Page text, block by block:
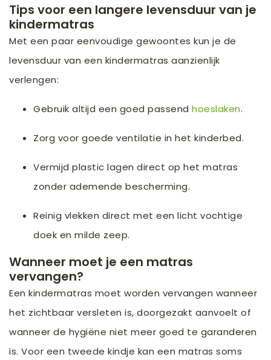
Tips voor een langere levensduur van je
kindermatras
Met een paar eenvoudige gewoontes kun je de
levensduur van een kindermatras aanzienlijk
verlengen:
Gebruik altijd een goed passend hoeslaken.
Zorg voor goede ventilatie in het kinderbed.
Vermijd plastic lagen direct op het matras
zonder ademende bescherming.
Reinig vlekken direct met een licht vochtige
doek en milde zeep.
Wanneer moet je een matras
vervangen?
Een kindermatras moet worden vervangen wanneer
het zichtbaar versleten is, doorgezakt aanvoelt of
wanneer de hygiëne niet meer goed te garanderen
is. Voor een tweede kindje kan een matras soms